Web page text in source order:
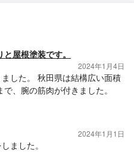
屋根塗装です。
2024年1月4日
した。 秋田県は結構広い面積
、腕の筋肉が付きました。
2024年1月1日
ました。